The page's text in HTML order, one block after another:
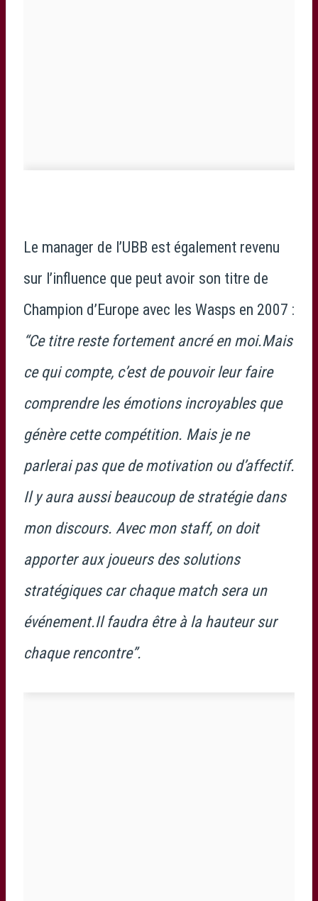
Le manager de l’UBB est également revenu
sur l’influence que peut avoir son titre de
Champion d’Europe avec les Wasps en 2007 :
“Ce titre reste fortement ancré en moi.Mais
ce qui compte, c’est de pouvoir leur faire
comprendre les émotions incroyables que
génère cette compétition. Mais je ne
parlerai pas que de motivation ou d’affectif.
Il y aura aussi beaucoup de stratégie dans
mon discours. Avec mon staff, on doit
apporter aux joueurs des solutions
stratégiques car chaque match sera un
événement.Il faudra être à la hauteur sur
chaque rencontre”.